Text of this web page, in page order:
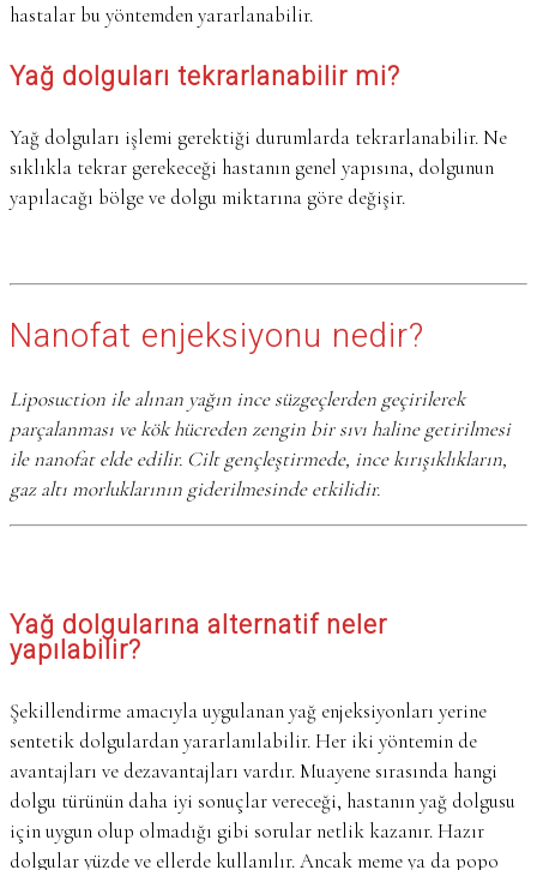
hastalar bu yöntemden yararlanabilir.
Yağ dolguları tekrarlanabilir mi?
Yağ dolguları işlemi gerektiği durumlarda tekrarlanabilir. Ne
sıklıkla tekrar gerekeceği hastanın genel yapısına, dolgunun
yapılacağı bölge ve dolgu miktarına göre değişir.
Nanofat enjeksiyonu nedir?
Liposuction ile alınan yağın ince süzgeçlerden geçirilerek
parçalanması ve kök hücreden zengin bir sıvı haline getirilmesi
ile nanofat elde edilir. Cilt gençleştirmede, ince kırışıklıkların,
gaz altı morluklarının giderilmesinde etkilidir.
Yağ dolgularına alternatif neler
yapılabilir?
Şekillendirme amacıyla uygulanan yağ enjeksiyonları yerine
sentetik dolgulardan yararlanılabilir. Her iki yöntemin de
avantajları ve dezavantajları vardır. Muayene sırasında hangi
dolgu türünün daha iyi sonuçlar vereceği, hastanın yağ dolgusu
için uygun olup olmadığı gibi sorular netlik kazanır. Hazır
dolgular yüzde ve ellerde kullanılır. Ancak meme ya da popo